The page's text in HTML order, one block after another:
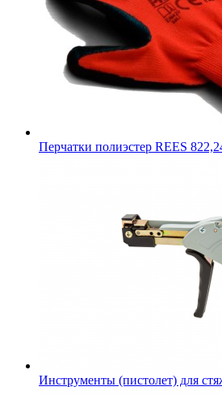
Перчатки полиэстер REES
Инструменты (пистолет) для